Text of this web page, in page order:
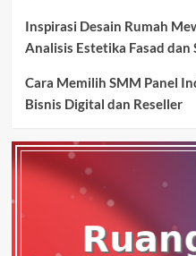
Inspirasi Desain Rumah
Analisis Estetika Fasad
Cara Memilih SMM Panel
Bisnis Digital dan Reseller